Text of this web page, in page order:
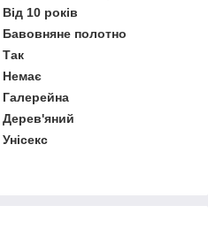
Від 10 років
Бавовняне полотно
Так
Немає
Галерейна
Дерев'яний
Унісекс